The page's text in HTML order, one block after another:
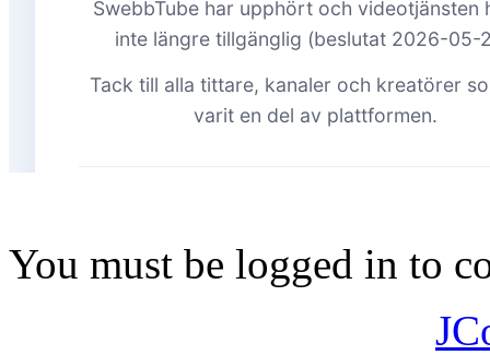
You must be logged in to